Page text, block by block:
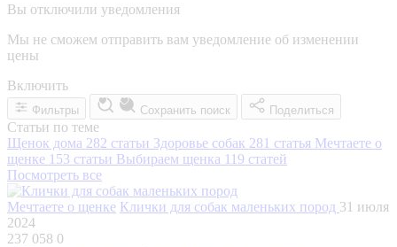
Вы отключили уведомления
Мы не сможем отправить вам уведомление об изменении
цены
Включить
Фильтры Сохранить поиск Поделиться
Статьи по теме
Щенок дома 282 статьи Здоровье собак 281 статья Мечтаете о
щенке 153 статьи Выбираем щенка 119 статей
Посмотреть все
Мечтаете о щенке Клички для собак маленьких пород 31 июля
2024
237 058 0